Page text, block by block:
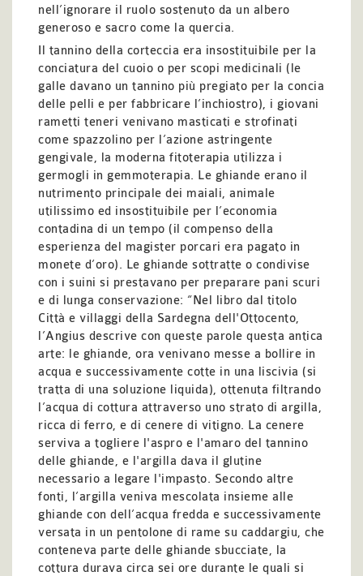
nell’ignorare il ruolo sostenuto da un albero
generoso e sacro come la quercia.
Il tannino della corteccia era insostituibile per la
conciatura del cuoio o per scopi medicinali (le
galle davano un tannino più pregiato per la concia
delle pelli e per fabbricare l’inchiostro), i giovani
rametti teneri venivano masticati e strofinati
come spazzolino per l’azione astringente
gengivale, la moderna fitoterapia utilizza i
germogli in gemmoterapia. Le ghiande erano il
nutrimento principale dei maiali, animale
utilissimo ed insostituibile per l’economia
contadina di un tempo (il compenso della
esperienza del magister porcari era pagato in
monete d’oro). Le ghiande sottratte o condivise
con i suini si prestavano per preparare pani scuri
e di lunga conservazione: “Nel libro dal titolo
Città e villaggi della Sardegna dell'Ottocento,
l’Angius descrive con queste parole questa antica
arte: le ghiande, ora venivano messe a bollire in
acqua e successivamente cotte in una liscivia (si
tratta di una soluzione liquida), ottenuta filtrando
l’acqua di cottura attraverso uno strato di argilla,
ricca di ferro, e di cenere di vitigno. La cenere
serviva a togliere l'aspro e l'amaro del tannino
delle ghiande, e l'argilla dava il glutine
necessario a legare l'impasto. Secondo altre
fonti, l’argilla veniva mescolata insieme alle
ghiande con dell’acqua fredda e successivamente
versata in un pentolone di rame su caddargiu, che
conteneva parte delle ghiande sbucciate, la
cottura durava circa sei ore durante le quali si